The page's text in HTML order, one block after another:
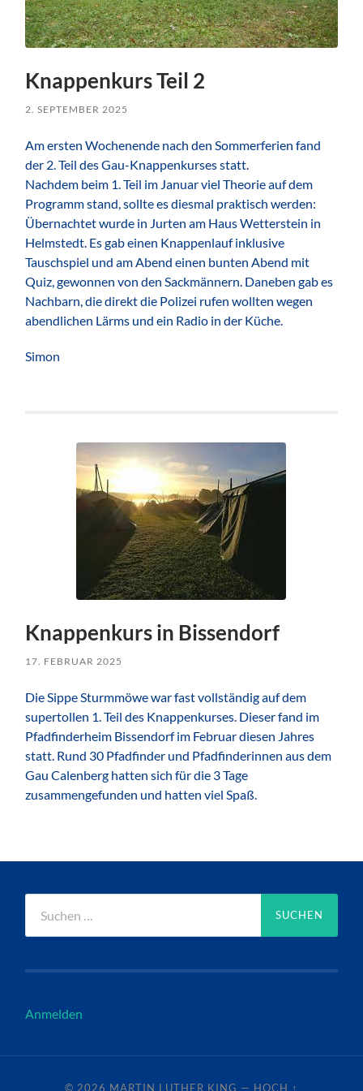
Knappenkurs Teil 2
2. SEPTEMBER 2025
Am ersten Wochenende nach den Sommerferien fand
der 2. Teil des Gau-Knappenkurses statt.
Nachdem beim 1. Teil im Januar viel Theorie auf dem
Programm stand, sollte es diesmal praktisch werden:
Übernachtet wurde in Jurten am Haus Wetterstein in
Helmstedt. Es gab einen Knappenlauf inklusive
Tauschspiel und am Abend einen bunten Abend mit
Quiz, gewonnen von den Sackmännern. Daneben gab es
Nachbarn, die direkt die Polizei rufen wollten wegen
abendlichen Lärms und ein Radio in der Küche.
Simon
Knappenkurs in Bissendorf
17. FEBRUAR 2025
Die Sippe Sturmmöwe war fast vollständig auf dem
supertollen 1. Teil des Knappenkurses. Dieser fand im
Pfadfinderheim Bissendorf im Februar diesen Jahres
statt. Rund 30 Pfadfinder und Pfadfinderinnen aus dem
Gau Calenberg hatten sich für die 3 Tage
zusammengefunden und hatten viel Spaß.
nach:
Anmelden
© 2026 MARTIN LUTHER KING — HOCH ↑